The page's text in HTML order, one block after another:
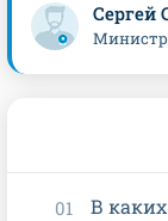
Сергей
Министр
В